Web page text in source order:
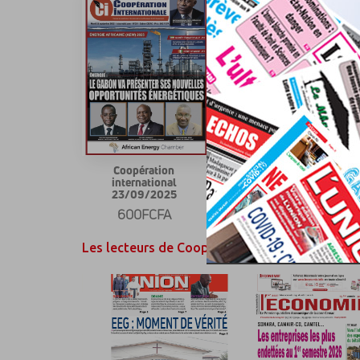
Coopération
international
23/09/2025
600FCFA
Coopération
international
23/10/2017
600FCFA
Les lecteurs de Cooperation Internationale